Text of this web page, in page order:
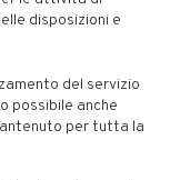
disposizioni e
del servizio
possibile anche
per tutta la